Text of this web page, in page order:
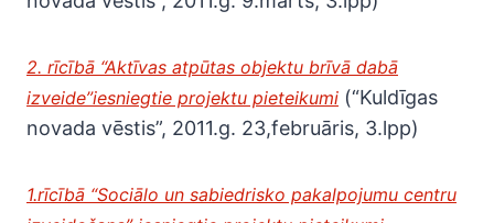
2. rīcībā “Aktīvas atpūtas objektu brīvā dabā
izveide”iesniegtie projektu pieteikumi (“Kuldīgas
novada vēstis”, 2011.g. 23,februāris, 3.lpp)
1.rīcībā “Sociālo un sabiedrisko pakalpojumu centru